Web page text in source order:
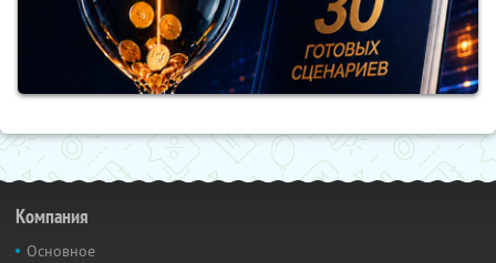
Компания
Основное